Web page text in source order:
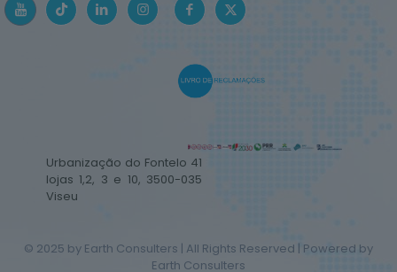
Urbanização do Fontelo 41
lojas 1,2, 3 e 10, 3500-035
Viseu
© 2025 by Earth Consulters | All Rights Reserved | Powered by
Earth Consulters